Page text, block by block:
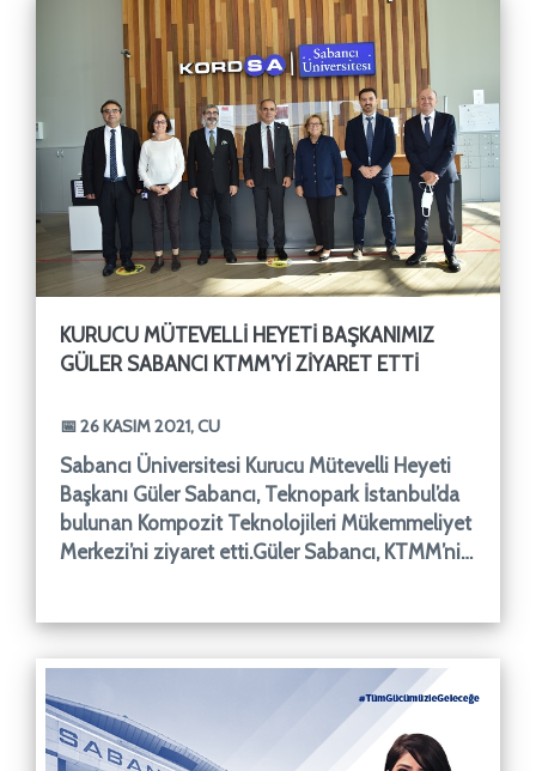
KURUCU MÜTEVELLI HEYETI BAŞKANIMIZ
GÜLER SABANCI KTMM’YI ZIYARET ETTI
📅 26 KASIM 2021, CU
Sabancı Üniversitesi Kurucu Mütevelli Heyeti
Başkanı Güler Sabancı, Teknopark İstanbul’da
bulunan Kompozit Teknolojileri Mükemmeliyet
Merkezi’ni ziyaret etti.Güler Sabancı, KTMM’nin